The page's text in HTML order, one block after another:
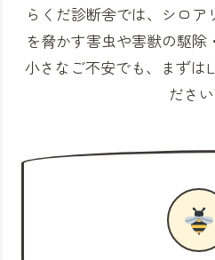
らくだ診断舎では、シロ
を脅かす害虫や害獣の駆除
小さなご不安でも、まずは
ださい